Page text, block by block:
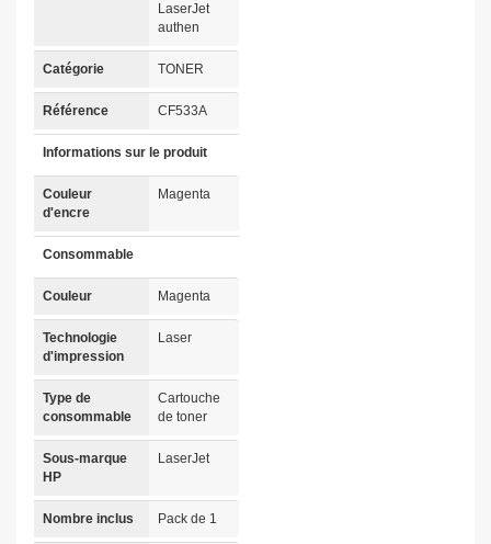
LaserJet
authen
Catégorie TONER
Référence CF533A
Informations sur le produit
Couleur
d'encre
Magenta
Consommable
Couleur Magenta
Technologie
d'impression
Laser
Type de
consommable
Cartouche
de toner
Sous-marque
HP
LaserJet
Nombre inclus Pack de 1